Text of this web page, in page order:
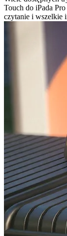
Touch do iPada
czytanie i wszelkie